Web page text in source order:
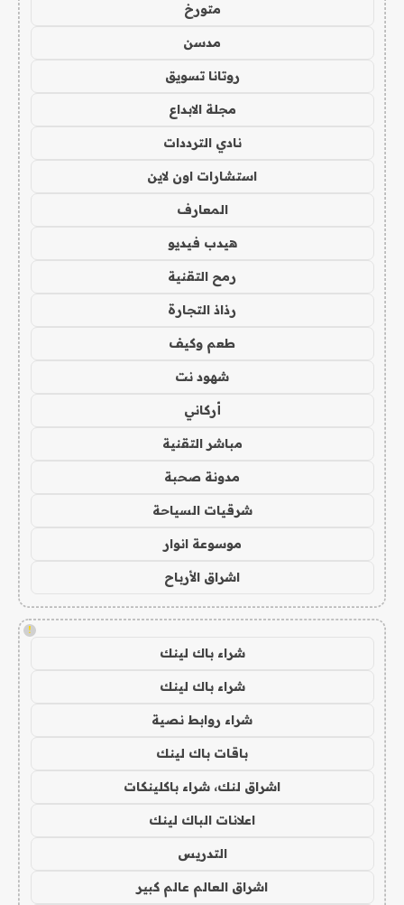
متورخ
مدسن
روتانا تسويق
مجلة الابداع
نادي الترددات
استشارات اون لاين
المعارف
هيدب فيديو
رمح التقنية
رذاذ التجارة
طعم وكيف
شهود نت
أركاني
مباشر التقنية
مدونة صحبة
شرقيات السياحة
موسوعة انوار
اشراق الأرباح
!
شراء باك لينك
شراء باك لينك
شراء روابط نصية
باقات باك لينك
اشراق لنك، شراء باكلينكات
اعلانات الباك لينك
التدريس
اشراق العالم عالم كبير